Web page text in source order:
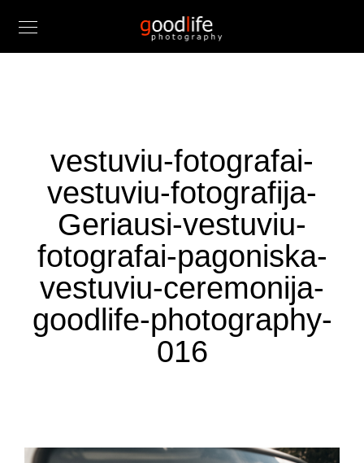
vestuviu-fotografai-
vestuviu-fotografija-
Geriausi-vestuviu-
fotografai-pagoniska-
vestuviu-ceremonija-
goodlife-photography-
016